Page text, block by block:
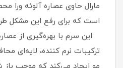
مارال حاوی عصاره آلوئه ورا
است که برای رفع این مشکل
این سرم با بهره‌گیری از
ترکیبات نرم‌ کننده، لایه‌ای